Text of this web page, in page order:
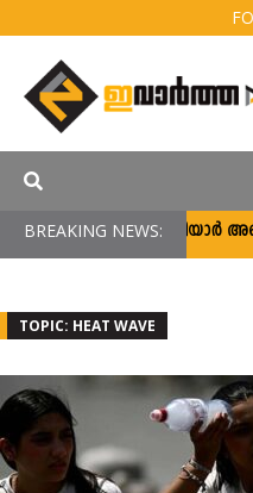
BREAKING NEWS:
മുല്ലപ്പെരിയാര്‍
TOPIC: HEAT WAVE